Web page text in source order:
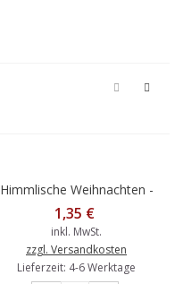
Himmlische Weihnachten -
Engel - Weihnachtskarte
1,35 €
inkl. MwSt.
zzgl. Versandkosten
Lieferzeit: 4-6 Werktage